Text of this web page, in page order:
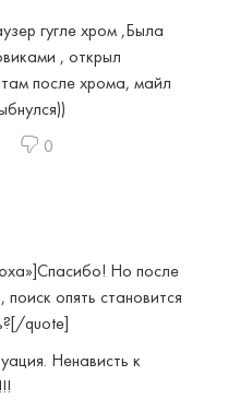
гугле хром ,Была
, открыл
после хрома, майл
0
Но после
поиск опять становится
quote]
Ненависть к